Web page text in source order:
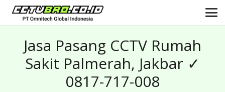
Jasa Pasang CCTV Rumah
Sakit Palmerah, Jakbar ✓
0817-717-008